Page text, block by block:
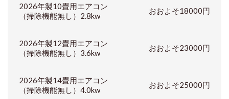
2026年製10畳用エアコン
（掃除機能無し）2.8kw
おおよそ18000円
2026年製12畳用エアコン
（掃除機能無し）3.6kw
おおよそ23000円
2026年製14畳用エアコン
（掃除機能無し）4.0kw
おおよそ25000円